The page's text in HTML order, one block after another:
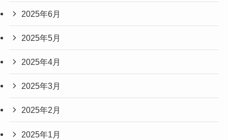
2025年6月
2025年5月
2025年4月
2025年3月
2025年2月
2025年1月